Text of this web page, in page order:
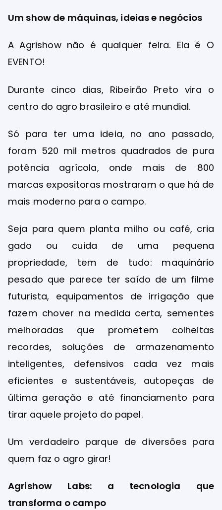
Um show de máquinas, ideias e negócios
A Agrishow não é qualquer feira. Ela é O
EVENTO!
Durante cinco dias, Ribeirão Preto vira o
centro do agro brasileiro e até mundial.
Só para ter uma ideia, no ano passado,
foram 520 mil metros quadrados de pura
potência agrícola, onde mais de 800
marcas expositoras mostraram o que há de
mais moderno para o campo.
Seja para quem planta milho ou café, cria
gado ou cuida de uma pequena
propriedade, tem de tudo: maquinário
pesado que parece ter saído de um filme
futurista, equipamentos de irrigação que
fazem chover na medida certa, sementes
melhoradas que prometem colheitas
recordes, soluções de armazenamento
inteligentes, defensivos cada vez mais
eficientes e sustentáveis, autopeças de
última geração e até financiamento para
tirar aquele projeto do papel.
Um verdadeiro parque de diversões para
quem faz o agro girar!
Agrishow Labs: a tecnologia que
transforma o campo